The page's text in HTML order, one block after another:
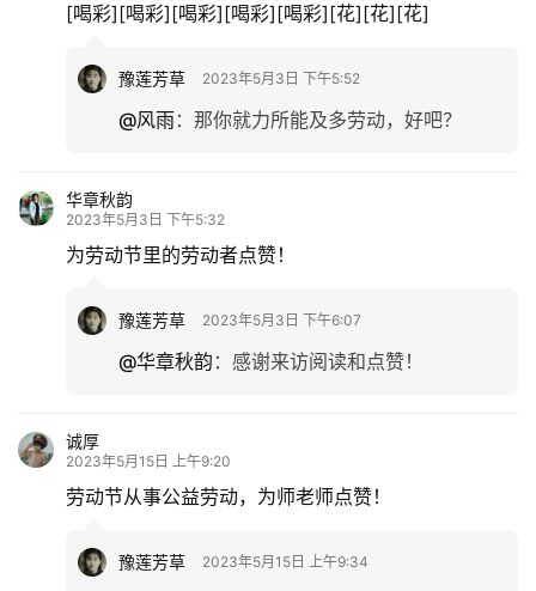
[喝彩][喝彩][喝彩][喝彩][喝彩][花][花][花]
豫莲芳草 2023年5月3日 下午5:52
@风雨： 那你就力所能及多劳动，好吧？
华章秋韵
2023年5月3日 下午5:32
为劳动节里的劳动者点赞！
豫莲芳草 2023年5月3日 下午6:07
@华章秋韵 ： 感谢来访阅读和点赞！
诚厚
2023年5月15日 上午9:20
劳动节从事公益劳动，为师老师点赞！
豫莲芳草 2023年5月15日 上午9:34